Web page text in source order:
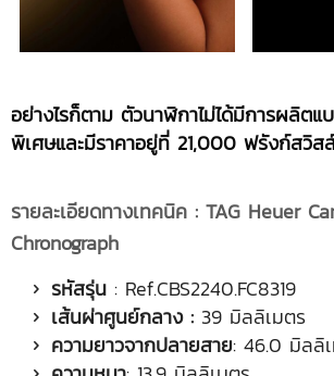
อย่างไรก็ตาม ตัวนาฬิกาไม่ได้มีการผลิต
พิเศษและมีราคาอยู่ที่ 21,000 ฟรังก์สวิส
รายละเอียดทางเทคนิค : TAG Heuer
Chronograph
รหัสรุ่น : Ref.CBS2240.FC8319
เส้นผ่าศูนย์กลาง : 39 มิลลิเมตร
ความยาวจากปลายสาย: 46.0 มิลลิ